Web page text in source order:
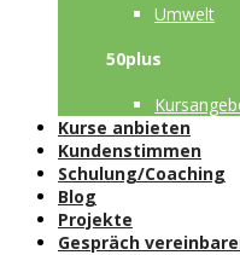
Umwelt
50plus
Kurse anbieten
Kundenstimmen
Schulung/Coaching
Blog
Projekte
Gespräch